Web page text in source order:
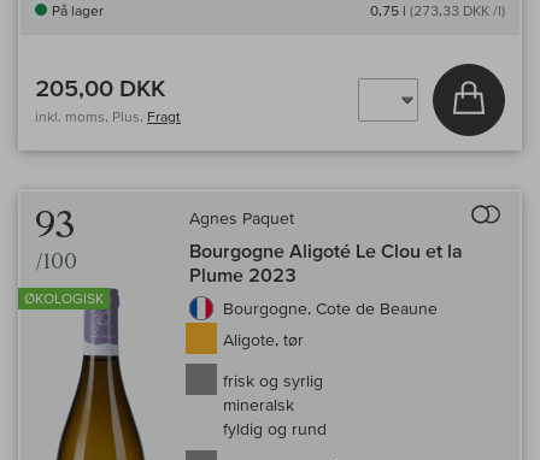
På lager 0,75 l (273,33 DKK /l)
205,00 DKK
inkl. moms, Plus. Fragt
Læg i
93
/100
ØKOLOGISK
Agnes Paquet
Bourgogne Aligoté Le Clou et la
Plume 2023
Bourgogne, Cote de Beaune
Aligote, tør
frisk og syrlig
mineralsk
fyldig og rund